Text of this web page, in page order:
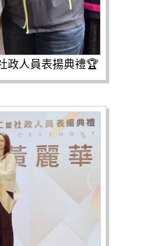
政人員表揚典禮🏆